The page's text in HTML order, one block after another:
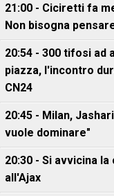
21:00 - Ciciretti fa
Non bisogna
20:54 - 300 tifosi ad
piazza, l'incontro
CN24
20:45 - Milan,
vuole dominare"
20:30 - Si avvicina
all'Ajax